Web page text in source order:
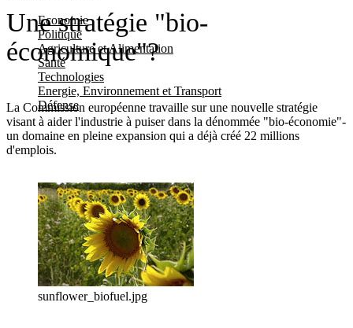
Economie
Politique
Agriculture et Alimentation
Santé
Technologies
Energie, Environnement et Transport
Défense
Une stratégie "bio-
économique"?
La Commission européenne travaille sur une nouvelle stratégie
visant à aider l'industrie à puiser dans la dénommée "bio-économie"-
un domaine en pleine expansion qui a déjà créé 22 millions
d'emplois.
sunflower_biofuel.jpg